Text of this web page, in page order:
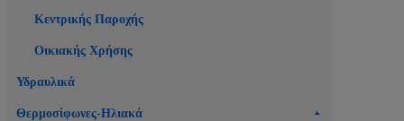
Κεντρικής Παροχής
Οικιακής Χρήσης
Υδραυλικά
Θερμοσίφωνες-Ηλιακά